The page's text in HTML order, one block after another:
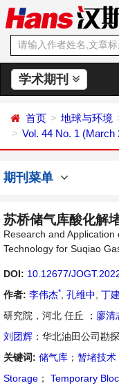
学术期刊
首页 地球与环境
Vol. 44 No. 1 (March
期刊菜单
苏桥储气库酸化解
Research and
Technology for Suqiao
DOI: 10.12677/
作者: 李伟杰* 孔维中 丁
研究院，河北 任丘 ； 廖清
刘团辉 ：华北油田公司勘
关键词: 储气库 ； 暂堵技术
Storage ； Temporary